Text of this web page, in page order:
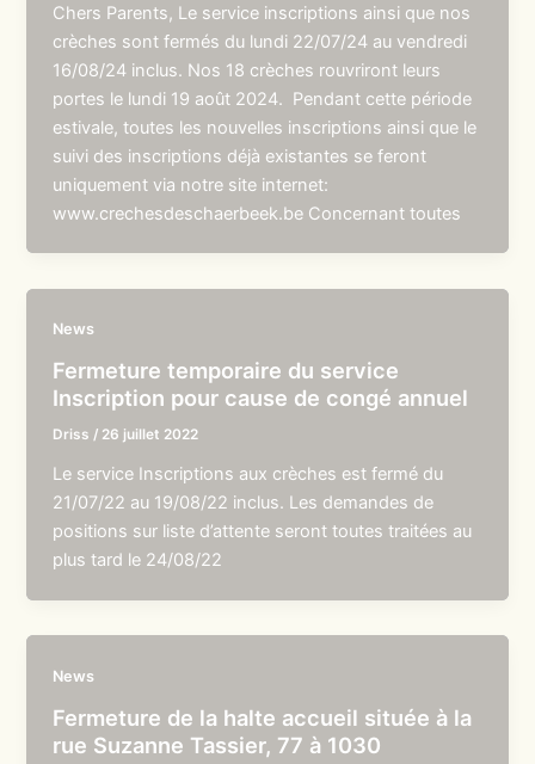
Chers Parents, Le service inscriptions ainsi que nos
crèches sont fermés du lundi 22/07/24 au vendredi
16/08/24 inclus. Nos 18 crèches rouvriront leurs
portes le lundi 19 août 2024. Pendant cette période
estivale, toutes les nouvelles inscriptions ainsi que le
suivi des inscriptions déjà existantes se feront
uniquement via notre site internet:
www.crechesdeschaerbeek.be Concernant toutes
News
Fermeture temporaire du service
Inscription pour cause de congé annuel
Driss / 26 juillet 2022
Le service Inscriptions aux crèches est fermé du
21/07/22 au 19/08/22 inclus. Les demandes de
positions sur liste d’attente seront toutes traitées au
plus tard le 24/08/22
News
Fermeture de la halte accueil située à la
rue Suzanne Tassier, 77 à 1030